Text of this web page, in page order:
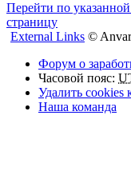
Перейти по
страницу
External Links ©
Форум о
Часовой пояс:
Удалить cookies
Наша команда